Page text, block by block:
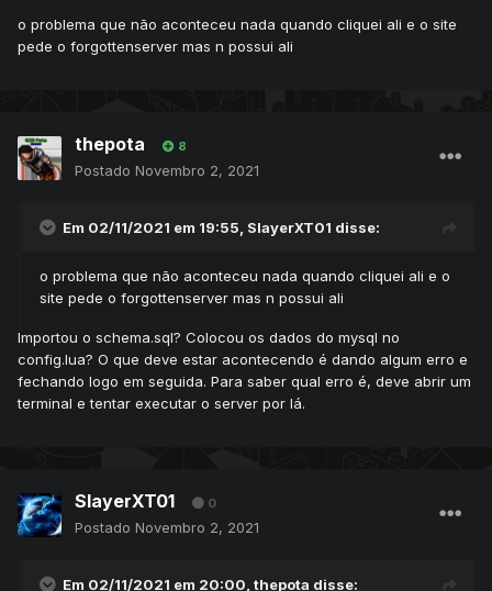
o problema que não aconteceu nada quando cliquei ali e o site
pede o forgottenserver mas n possui ali
thepota 8
Postado Novembro 2, 2021
Em 02/11/2021 em 19:55, SlayerXT01 disse:
o problema que não aconteceu nada quando cliquei ali e o
site pede o forgottenserver mas n possui ali
Importou o schema.sql? Colocou os dados do mysql no
config.lua? O que deve estar acontecendo é dando algum erro e
fechando logo em seguida. Para saber qual erro é, deve abrir um
terminal e tentar executar o server por lá.
SlayerXT01 0
Postado Novembro 2, 2021
Em 02/11/2021 em 20:00, thepota disse: